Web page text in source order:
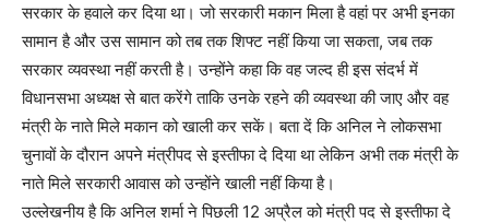
सरकार के हवाले कर दिया था। जो सरकारी मकान मिला है वहां पर अभी इनका
सामान है और उस सामान को तब तक शिफ्ट नहीं किया जा सकता, जब तक
सरकार व्यवस्था नहीं करती है। उन्होंने कहा कि वह जल्द ही इस संदर्भ में
विधानसभा अध्यक्ष से बात करेंगे ताकि उनके रहने की व्यवस्था की जाए और वह
मंत्री के नाते मिले मकान को खाली कर सकें। बता दें कि अनिल ने लोकसभा
चुनावों के दौरान अपने मंत्रीपद से इस्तीफा दे दिया था लेकिन अभी तक मंत्री के
नाते मिले सरकारी आवास को उन्होंने खाली नहीं किया है।
उल्लेखनीय है कि अनिल शर्मा ने पिछली 12 अप्रैल को मंत्री पद से इस्तीफा दे